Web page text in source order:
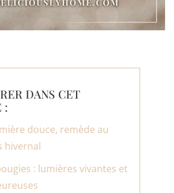
DANS CET
:
douce, remède au
hivernal
: lumières vivantes et